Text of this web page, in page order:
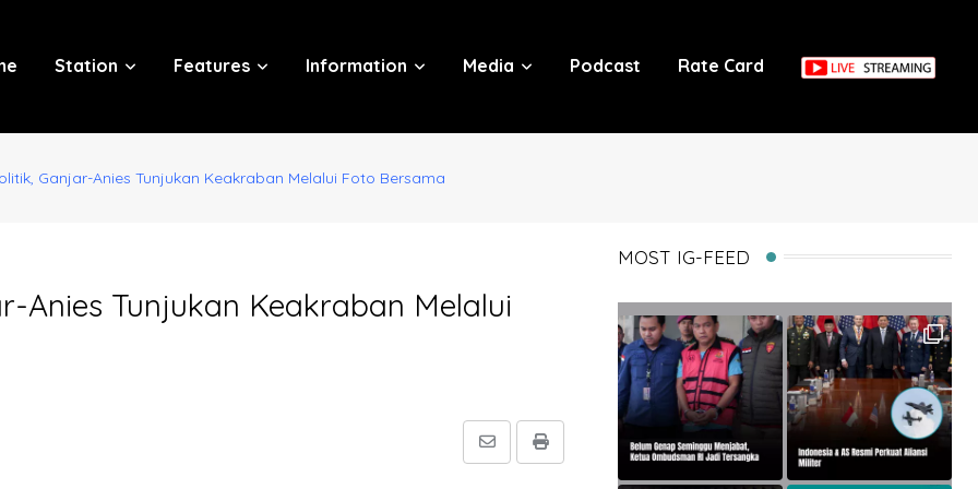
Station Features Information Media Podcast Rate Card
Ganjar-Anies Tunjukan Keakraban Melalui Foto Bersama
Anies Tunjukan Keakraban Melalui
Print
Share
MOST IG-FEED